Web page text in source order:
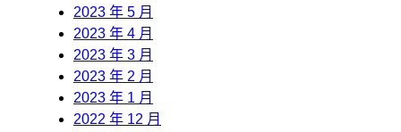
2023 年 5 月
2023 年 4 月
2023 年 3 月
2023 年 2 月
2023 年 1 月
2022 年 12 月